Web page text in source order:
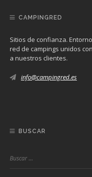
CAMPINGRED
Sitios de confianza.
red de campings unidos
a nuestros clientes.
info@campingred.es
BUSCAR